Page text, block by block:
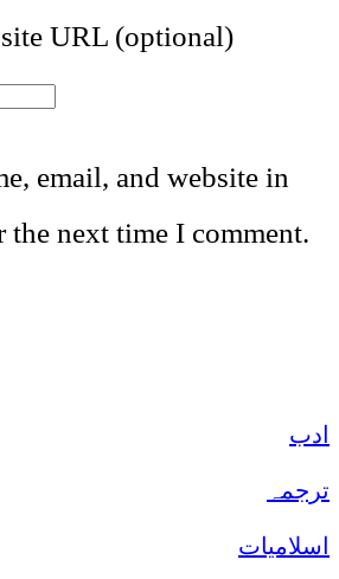
URL (optional)
email, and website in
the next time I comment.
ادب
ترجمہ
اسلامیات